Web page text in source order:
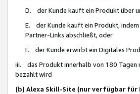
D. der Kunde kauft ein Produkt über
E. der Kunde kauft ein Produkt, indem
Partner-Links abschließt, oder
F. der Kunde erwirbt ein Digitales
iii. das Produkt innerhalb von 180 Tagen
bezahlt wird
(b) Alexa Skill-Site (nur verfügbar für